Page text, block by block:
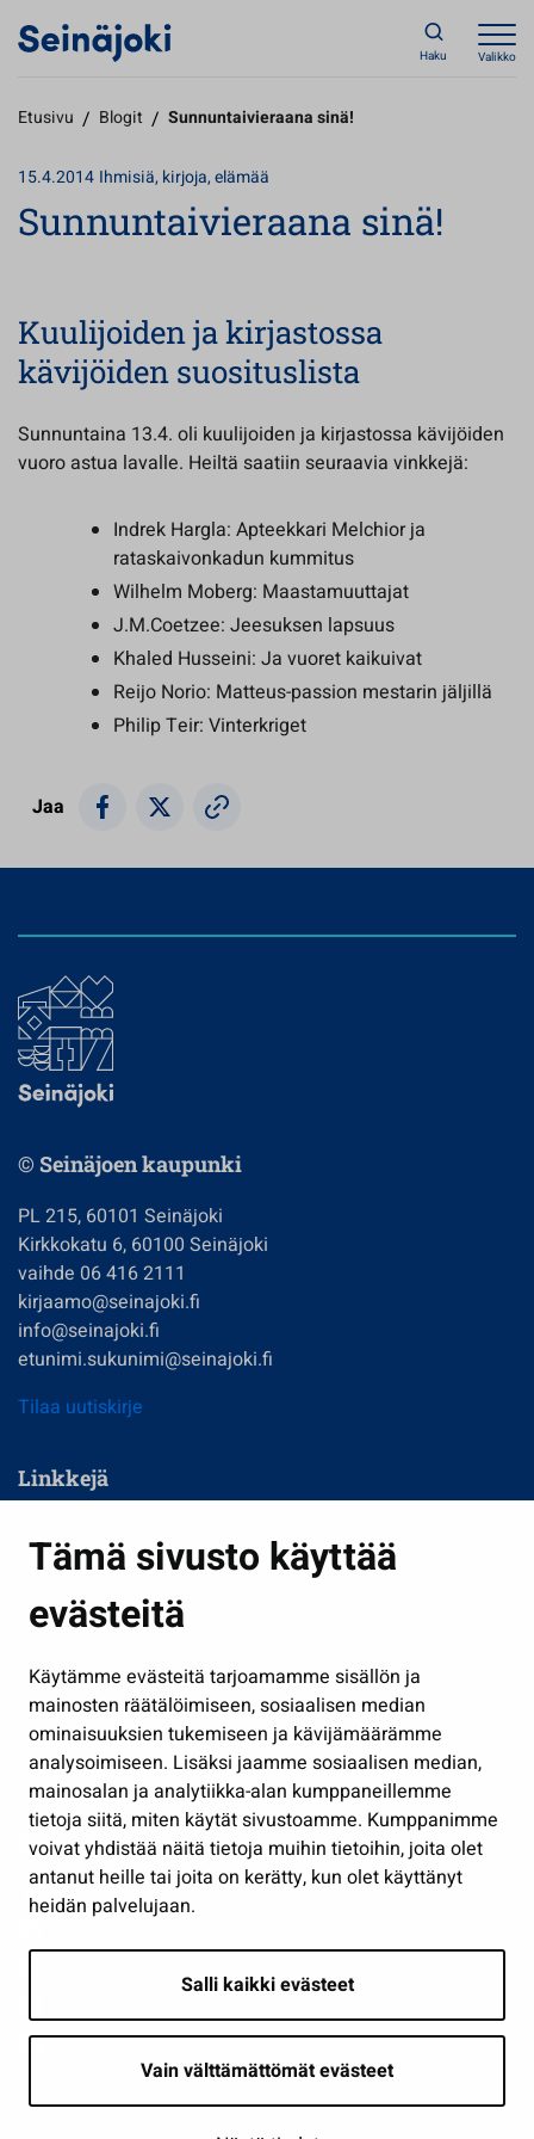
Tämä sivusto käyttää
evästeitä
Käytämme evästeitä tarjoamamme sisällön ja
mainosten räätälöimiseen, sosiaalisen median
ominaisuuksien tukemiseen ja kävijämäärämme
analysoimiseen. Lisäksi jaamme sosiaalisen median,
mainosalan ja analytiikka-alan kumppaneillemme
tietoja siitä, miten käytät sivustoamme. Kumppanimme
voivat yhdistää näitä tietoja muihin tietoihin, joita olet
antanut heille tai joita on kerätty, kun olet käyttänyt
heidän palvelujaan.
Salli kaikki evästeet
Vain välttämättömät evästeet
Haku Valikko
Etusivu / Blogit / Sunnuntaivieraana sinä!
15.4.2014 Ihmisiä, kirjoja, elämää
Sunnuntaivieraana sinä!
Kuulijoiden ja kirjastossa
kävijöiden suosituslista
Sunnuntaina 13.4. oli kuulijoiden ja kirjastossa kävijöiden
vuoro astua lavalle. Heiltä saatiin seuraavia vinkkejä:
Indrek Hargla: Apteekkari Melchior ja
rataskaivonkadun kummitus
Wilhelm Moberg: Maastamuuttajat
J.M.Coetzee: Jeesuksen lapsuus
Khaled Husseini: Ja vuoret kaikuivat
Reijo Norio: Matteus-passion mestarin jäljillä
Philip Teir: Vinterkriget
Jaa
© Seinäjoen kaupunki
PL 215, 60101 Seinäjoki
Kirkkokatu 6, 60100 Seinäjoki
vaihde 06 416 2111
kirjaamo@seinajoki.fi
info@seinajoki.fi
etunimi.sukunimi@seinajoki.fi
Tilaa uutiskirje
Linkkejä
Kasvatus ja opetus
Kulttuuri ja liikunta
Työ ja yrittäminen
Osallistu ja asioi
Näytä omat evästeasetukseni
Seuraa meitä